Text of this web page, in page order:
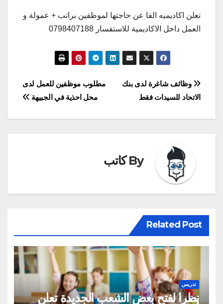
تعلن اكاديميه الفا عن حاجتها لموظفين براتب + عمولة و
العمل داخل الاكاديمية للاستفسار 0798407188
تصفّح
المقالات
مطلوب موظفين للعمل لدى
محل احذية في الجبيهة
وظائف شاغرة لدى بنك
الاتحاد للسيدات فقط
By كاتب
Related Post
تدريس
نظرا لفتح بعض الشعب الجديدة تعلن